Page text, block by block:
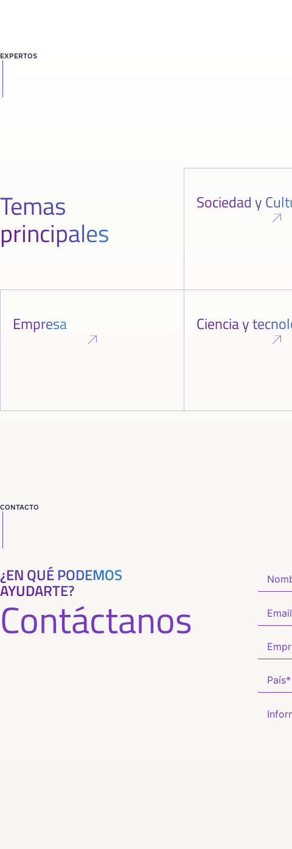
EXPERTOS
Temas
principales
Sociedad y
Empresa Ciencia y
CONTACTO
¿EN QUÉ PODEMOS
AYUDARTE?
Contáctanos